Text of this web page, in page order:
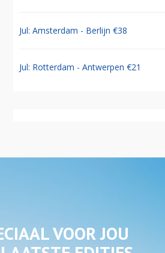
Jul: Amsterdam - Berlijn €38
Jul: Rotterdam - Antwerpen €21
VOOR JOU